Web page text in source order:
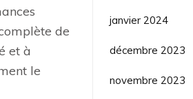
de
et à
le
janvier 2024
décembre 2023
novembre 2023